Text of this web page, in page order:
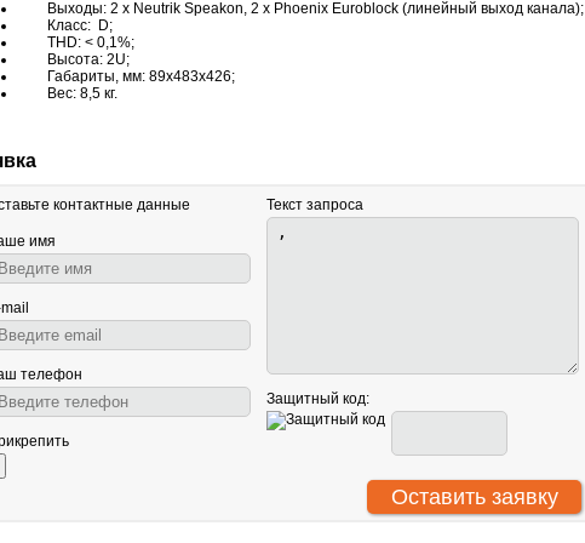
Выходы: 2 x Neutrik Speakon, 2 x Phoenix Euroblock (линейный выход канала);
Класс: D;
THD: < 0,1%;
Высота: 2U;
Габариты, мм: 89х483х426;
Вес: 8,5 кг.
контактные данные
имя
телефон
Текст запроса
Защитный код: